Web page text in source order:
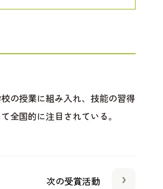
の授業に組み入れ、技能の習得
全国的に注目されている。
次の受賞活動